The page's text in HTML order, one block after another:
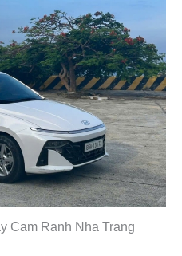
Cam Ranh Nha Trang